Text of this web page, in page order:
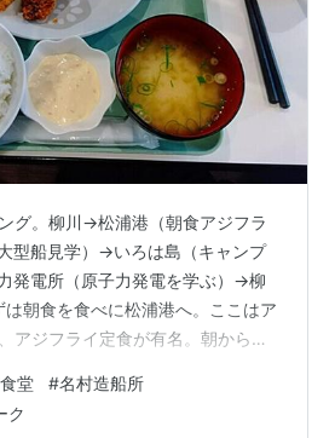
グ。柳川→松浦港（朝食アジフラ
型船見学）→いろは島（キャンプ
発電所（原子力発電を学ぶ）→柳
朝食を食べに松浦港へ。ここはア
アジフライ定食が有名。朝から行
からお腹いっぱいになったら、名
会へ。年に1度開催のようです。大
堂 #名村造船所
ク